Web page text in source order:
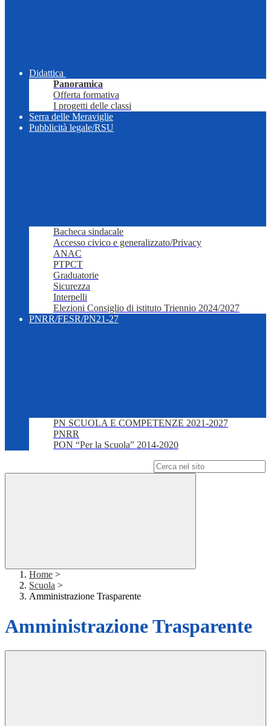
Didattica
Panoramica
Offerta formativa
I progetti delle classi
Serra delle Meraviglie
Pubblicità legale/RSU
Bacheca sindacale
Accesso civico e generalizzato/Privacy
ANAC
PTPCT
Graduatorie
Sicurezza
Interpelli
Elezioni Consiglio di istituto Triennio 2024/2027
PNRR/FESR/PN21-27
PN SCUOLA E COMPETENZE 2021-2027
PNRR
PON “Per la Scuola” 2014-2020
Home >
Scuola >
Amministrazione Trasparente
Amministrazione Trasparente